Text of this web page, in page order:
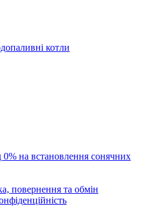
котли
0% на встановлення сонячних
повернення та обмін